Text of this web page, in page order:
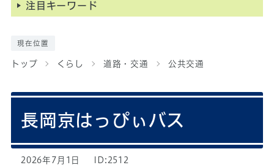
注目キーワード
現在位置
トップ くらし 道路・交通 公共交通
長岡京はっぴぃバス
2026年7月1日 ID:2512